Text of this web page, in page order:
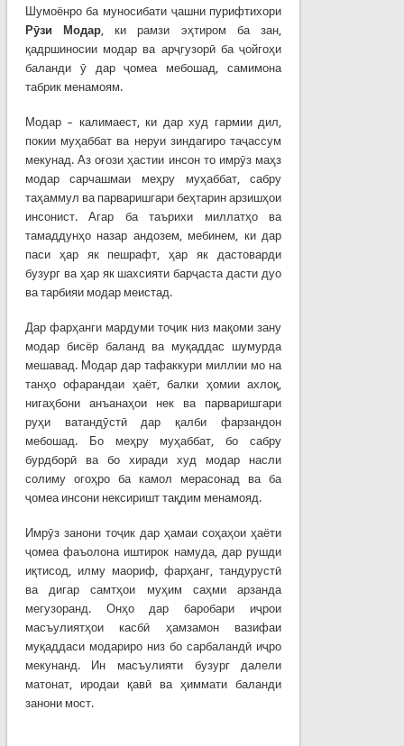
Шумоёнро ба муносибати ҷашни пурифтихори
Рӯзи Модар , ки рамзи эҳтиром ба зан,
қадршиносии модар ва арҷгузорӣ ба ҷойгоҳи
баланди ӯ дар ҷомеа мебошад, самимона
табрик менамоям.
Модар – калимаест, ки дар худ гармии дил,
покии муҳаббат ва неруи зиндагиро таҷассум
мекунад. Аз оғози ҳастии инсон то имрӯз маҳз
модар сарчашмаи меҳру муҳаббат, сабру
таҳаммул ва парваришгари беҳтарин арзишҳои
инсонист. Агар ба таърихи миллатҳо ва
тамаддунҳо назар андозем, мебинем, ки дар
паси ҳар як пешрафт, ҳар як дастоварди
бузург ва ҳар як шахсияти барҷаста дасти дуо
ва тарбияи модар меистад.
Дар фарҳанги мардуми тоҷик низ мақоми зану
модар бисёр баланд ва муқаддас шумурда
мешавад. Модар дар тафаккури миллии мо на
танҳо офарандаи ҳаёт, балки ҳомии ахлоқ,
нигаҳбони анъанаҳои нек ва парваришгари
руҳи ватандӯстӣ дар қалби фарзандон
мебошад. Бо меҳру муҳаббат, бо сабру
бурдборӣ ва бо хиради худ модар насли
солиму огоҳро ба камол мерасонад ва ба
ҷомеа инсони нексиришт тақдим менамояд.
Имрӯз занони тоҷик дар ҳамаи соҳаҳои ҳаёти
ҷомеа фаъолона иштирок намуда, дар рушди
иқтисод, илму маориф, фарҳанг, тандурустӣ
ва дигар самтҳои муҳим саҳми арзанда
мегузоранд. Онҳо дар баробари иҷрои
масъулиятҳои касбӣ ҳамзамон вазифаи
муқаддаси модариро низ бо сарбаландӣ иҷро
мекунанд. Ин масъулияти бузург далели
матонат, иродаи қавӣ ва ҳиммати баланди
занони мост.